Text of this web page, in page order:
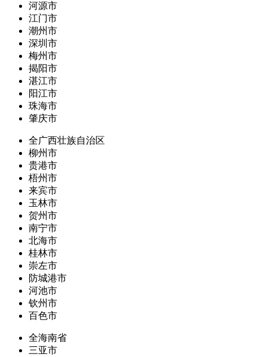
河源市
江门市
潮州市
深圳市
梅州市
揭阳市
湛江市
阳江市
珠海市
肇庆市
全广西壮族自治区
柳州市
贵港市
梧州市
来宾市
玉林市
贺州市
南宁市
北海市
桂林市
崇左市
防城港市
河池市
钦州市
百色市
全海南省
三亚市